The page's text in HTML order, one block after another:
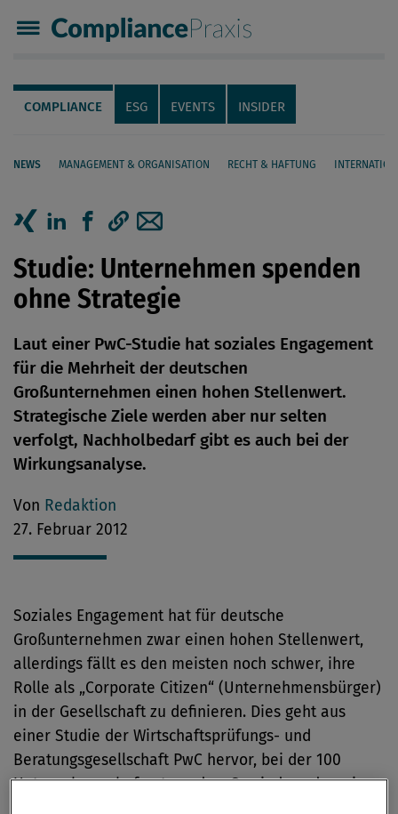
Compliance Praxis
Servicenavigation
Navigation
COMPLIANCE ESG EVENTS INSIDER
NEWS MANAGEMENT & ORGANISATION RECHT & HAFTUNG
Seiteninhalt
Artikel auf Xing teilen
Artikel auf linkedIn teilen
Artikel auf Facebook teilen
Studie: Unternehmen spenden
ohne Strategie
Laut einer PwC-Studie hat soziales Engagement
für die Mehrheit der deutschen
Großunternehmen einen hohen Stellenwert.
Strategische Ziele werden aber nur selten
verfolgt, Nachholbedarf gibt es auch bei der
Wirkungsanalyse.
Von Redaktion
27. Februar 2012
Soziales Engagement hat für deutsche
Großunternehmen zwar einen hohen Stellenwert,
allerdings fällt es den meisten noch schwer, ihre
Rolle als „Corporate Citizen“ (Unternehmensbürger)
in der Gesellschaft zu definieren. Dies geht aus
einer Studie der Wirtschaftsprüfungs- und
Beratungsgesellschaft PwC hervor, bei der 100
Unternehmen befragt wurden. So sind rund zwei